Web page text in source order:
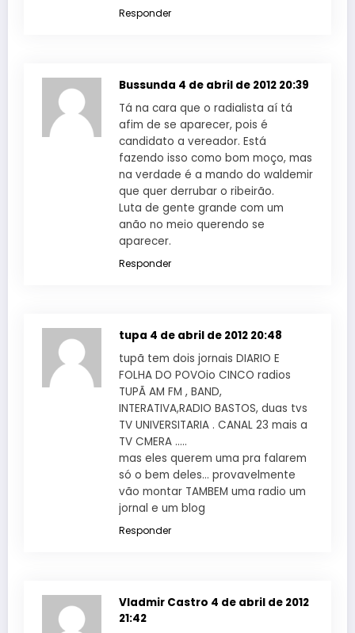
Responder
Bussunda 4 de abril de 2012 20:39
Tá na cara que o radialista aí tá
afim de se aparecer, pois é
candidato a vereador. Está
fazendo isso como bom moço, mas
na verdade é a mando do waldemir
que quer derrubar o ribeirão.
Luta de gente grande com um
anão no meio querendo se
aparecer.
Responder
tupa 4 de abril de 2012 20:48
tupã tem dois jornais DIARIO E
FOLHA DO POVOio CINCO radios
TUPÃ AM FM , BAND,
INTERATIVA,RADIO BASTOS, duas tvs
TV UNIVERSITARIA . CANAL 23 mais a
TV CMERA …..
mas eles querem uma pra falarem
só o bem deles… provavelmente
vão montar TAMBEM uma radio um
jornal e um blog
Responder
Vladmir Castro 4 de abril de 2012
21:42